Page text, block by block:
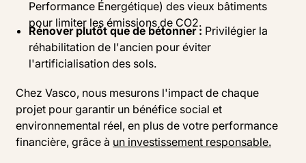
Performance Énergétique) des vieux bâtiments
pour limiter les émissions de CO2.
Rénover plutôt que de bétonner : Privilégier la
réhabilitation de l'ancien pour éviter
l'artificialisation des sols.
Chez Vasco, nous mesurons l'impact de chaque
projet pour garantir un bénéfice social et
environnemental réel, en plus de votre performance
financière, grâce à un investissement responsable.